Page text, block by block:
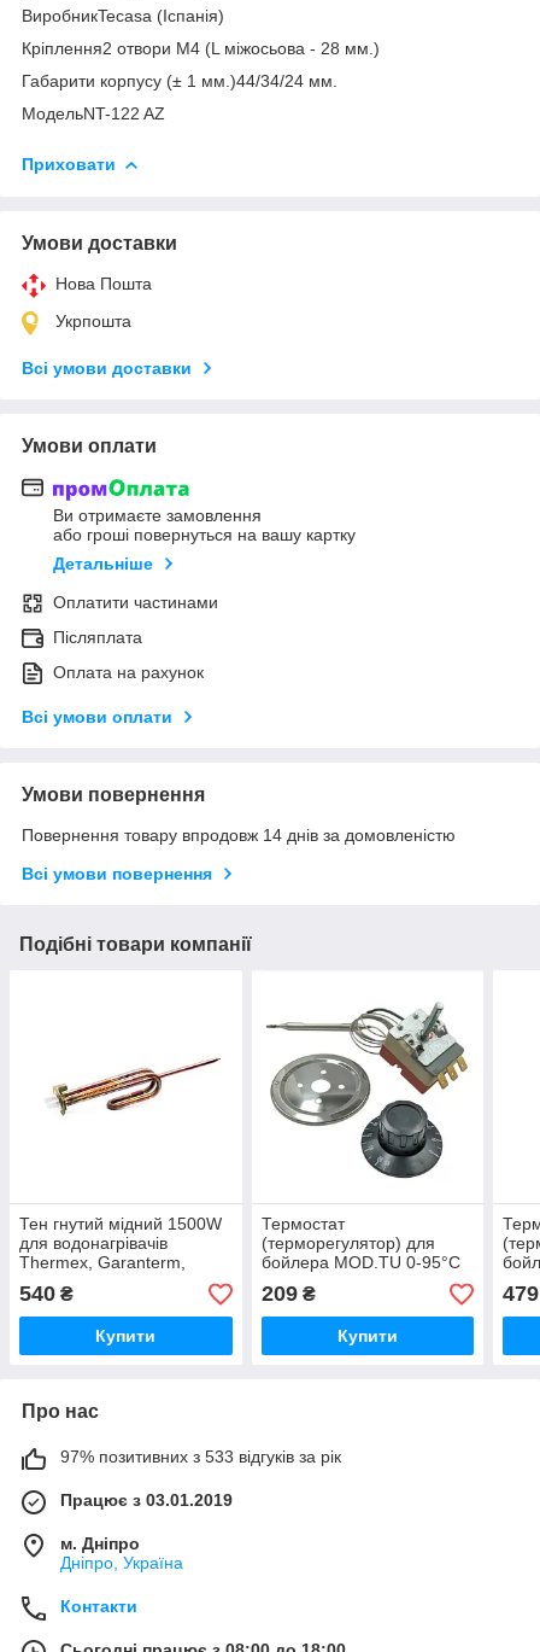
ВиробникTecasa (Іспанія)
Кріплення2 отвори М4 (L міжосьова - 28 мм.)
Габарити корпусу (± 1 мм.)44/34/24 мм.
МодельNT-122 AZ
Приховати
Умови доставки
Нова Пошта
Укрпошта
Всі умови доставки
Умови оплати
Ви отримаєте замовлення
або гроші повернуться на вашу картку
Детальніше
Оплатити частинами
Післяплата
Оплата на рахунок
Всі умови оплати
Умови повернення
Повернення товару впродовж 14 днів за домовленістю
Всі умови повернення
Подібні товари компанії
Тен гнутий мідний 1500W
для водонагрівачів
Thermex, Garanterm,
540 ₴
Купити
Термостат
(терморегулятор) для
бойлера MOD.TU 0-95°C
209₴
Купити
479
Про нас
97% позитивних з 533 відгуків за рік
Працює з 03.01.2019
м. Дніпро
Дніпро, Україна
Контакти